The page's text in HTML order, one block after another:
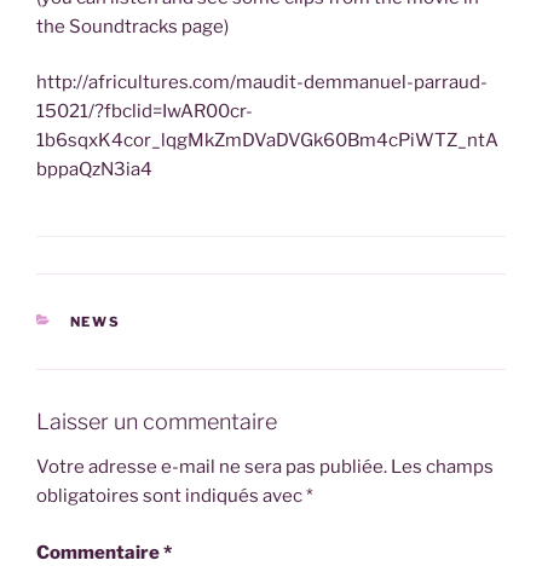
the Soundtracks page)
http://africultures.com/maudit-demmanuel-parraud-
15021/?fbclid=IwAR00cr-
1b6sqxK4cor_lqgMkZmDVaDVGk60Bm4cPiWTZ_ntA
bppaQzN3ia4
CATÉGORIES
NEWS
Laisser un commentaire
Votre adresse e-mail ne sera pas publiée. Les champs
obligatoires sont indiqués avec*
Commentaire*